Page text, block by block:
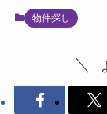
物件探し